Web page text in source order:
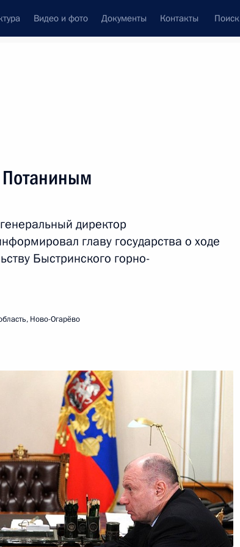
Видео и фото Документы Контакты Поиск
представителем
странам Африки
Безопасности
директор
главу государства о ходе
Быстринского горно-
Ново-Огарёво